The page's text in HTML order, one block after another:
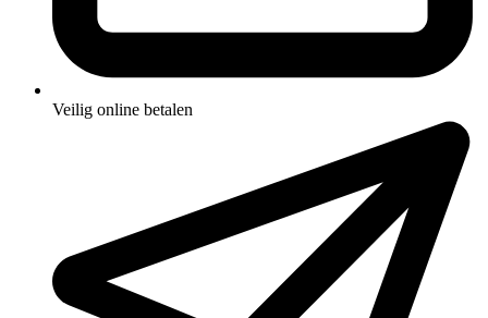
Veilig online betalen